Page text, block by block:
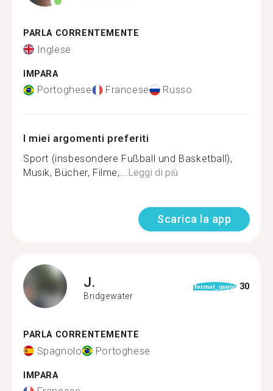
PARLA CORRENTEMENTE
Inglese
IMPARA
Portoghese Francese Russo
I miei argomenti preferiti
Sport (insbesondere Fußball und Basketball),
Musik, Bücher, Filme,...Leggi di più
Scarica la app
J.
Bridgewater
format_quote 30
PARLA CORRENTEMENTE
Spagnolo Portoghese
IMPARA